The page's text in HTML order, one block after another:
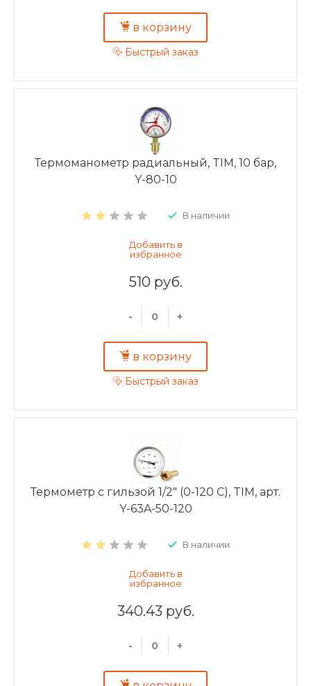
в корзину
Быстрый заказ
Термоманометр радиальный, TIM, 10 бар,
Y-80-10
В наличии
510 руб.
- +
в корзину
Быстрый заказ
Термометр с гильзой 1/2" (0-120 С), TIM, арт.
Y-63A-50-120
В наличии
340.43 руб.
- +